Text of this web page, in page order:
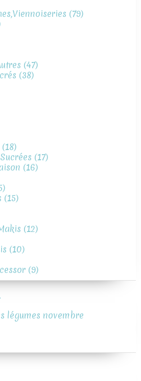
(79)
(47)
(38)
(18)
(17)
(16)
(15)
(12)
(10)
(9)